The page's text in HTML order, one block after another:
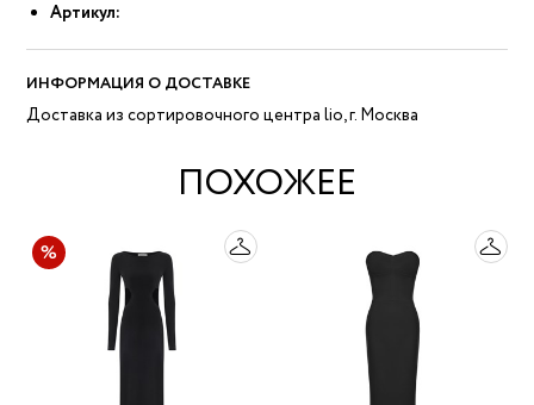
Артикул:
ИНФОРМАЦИЯ О ДОСТАВКЕ
Доставка из сортировочного центра lio, г. Москва
ПОХОЖЕЕ